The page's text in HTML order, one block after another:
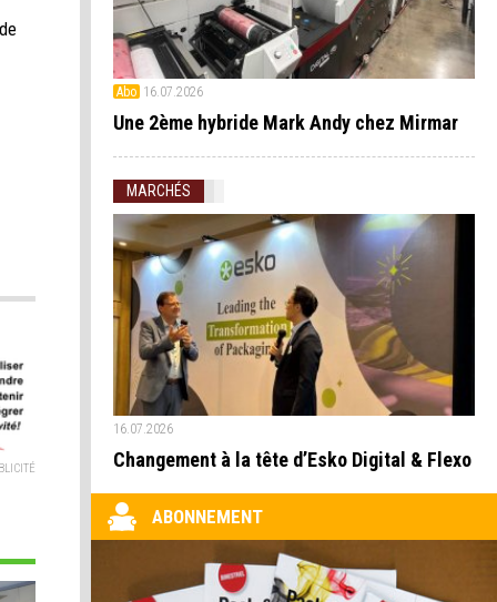
Abo 16.07.2026
Une 2ème hybride Mark Andy chez Mirmar
MARCHÉS
16.07.2026
Changement à la tête d’Esko Digital & Flexo
ABONNEMENT